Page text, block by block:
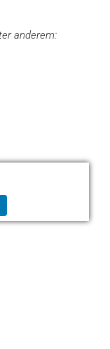
anderem: